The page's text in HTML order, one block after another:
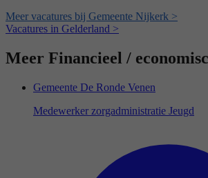
Meer vacatures bij Gemeente Nijkerk >
Vacatures in Gelderland >
Meer Financieel /
Gemeente De Ronde Venen
Medewerker zorgadministratie Jeugd